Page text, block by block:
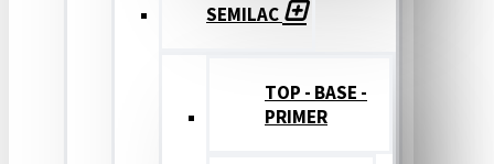
SEMILAC
TOP - BASE -
PRIMER